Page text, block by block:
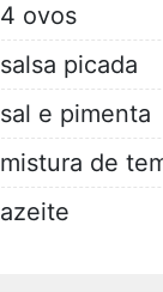
4 ovos
salsa picada
sal e pimenta
mistura de
azeite